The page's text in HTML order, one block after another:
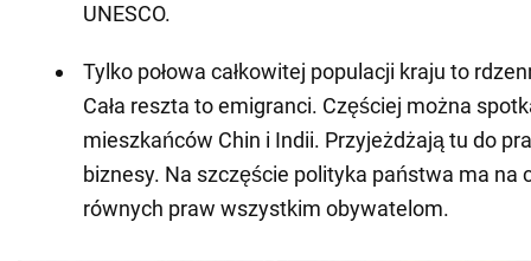
UNESCO.
Tylko połowa całkowitej populacji kraju to
Cała reszta to emigranci. Częściej można
mieszkańców Chin i Indii. Przyjeżdżają tu do
biznesy. Na szczęście polityka państwa ma na
równych praw wszystkim obywatelom.